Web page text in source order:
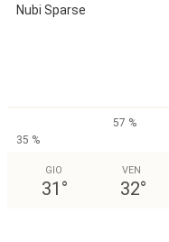
Nubi Sparse
57 %
35 %
GIO
31 °
VEN
32°